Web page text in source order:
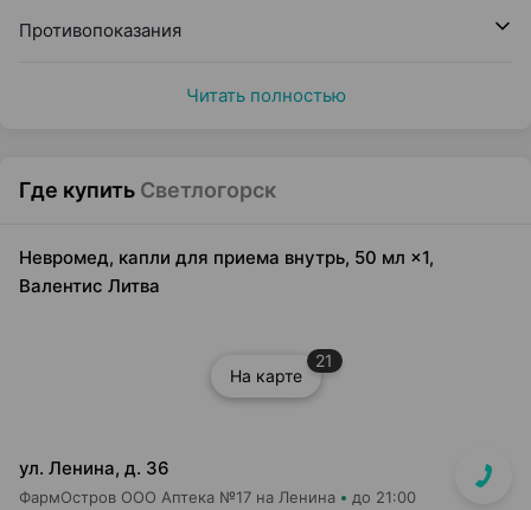
Противопоказания
Читать полностью
Где купить Светлогорск
Невромед, капли для приема внутрь, 50 мл ×1,
Валентис Литва
На карте
21
ул. Ленина, д. 36
ФармОстров ООО Аптека №17 на Ленина до 21:00